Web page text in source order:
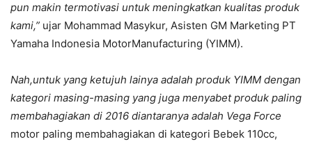
pun makin termotivasi untuk meningkatkan kualitas produk
kami,” ujar Mohammad Masykur, Asisten GM Marketing PT
Yamaha Indonesia MotorManufacturing (YIMM).
Nah,untuk yang ketujuh lainya adalah produk YIMM dengan
kategori masing-masing yang juga menyabet produk paling
membahagiakan di 2016 diantaranya adalah Vega Force
motor paling membahagiakan di kategori Bebek 110cc,